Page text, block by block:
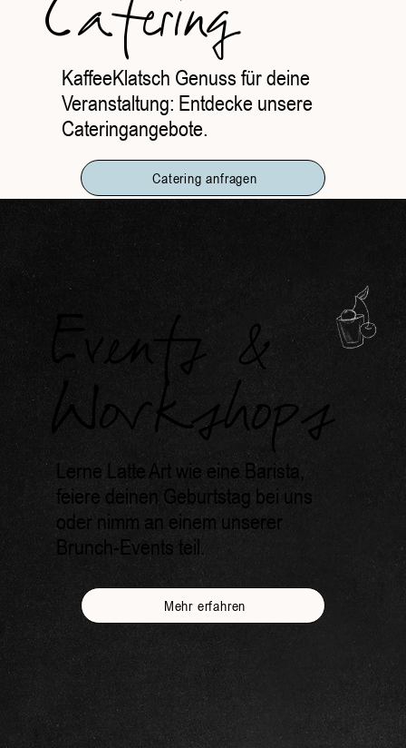
Events &
Workshops
Lerne Latte Art wie eine Barista,
feiere deinen Geburtstag bei uns
oder nimm an einem unserer
Brunch-Events teil.
Mehr erfahren
Catering
KaffeeKlatsch Genuss für deine
Veranstaltung: Entdecke unsere
Cateringangebote.
Catering anfragen